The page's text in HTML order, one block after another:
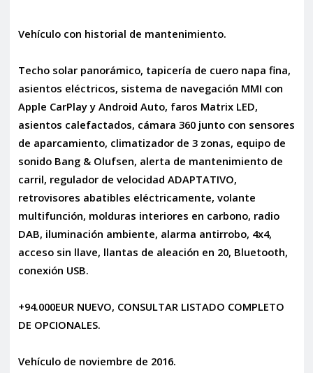
Vehículo con historial de mantenimiento.
Techo solar panorámico, tapicería de cuero napa fina,
asientos eléctricos, sistema de navegación MMI con
Apple CarPlay y Android Auto, faros Matrix LED,
asientos calefactados, cámara 360 junto con sensores
de aparcamiento, climatizador de 3 zonas, equipo de
sonido Bang & Olufsen, alerta de mantenimiento de
carril, regulador de velocidad ADAPTATIVO,
retrovisores abatibles eléctricamente, volante
multifunción, molduras interiores en carbono, radio
DAB, iluminación ambiente, alarma antirrobo, 4x4,
acceso sin llave, llantas de aleación en 20, Bluetooth,
conexión USB.
+94.000EUR NUEVO, CONSULTAR LISTADO COMPLETO
DE OPCIONALES.
Vehículo de noviembre de 2016.